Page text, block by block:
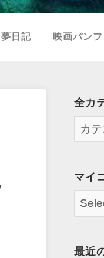
夢日記 映画パンフ
全カ
マイ
最近